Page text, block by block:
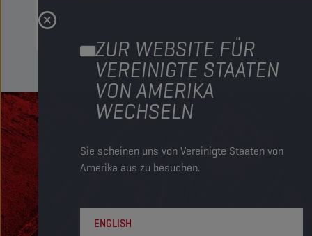
ZUR WEBSITE FÜR
VEREINIGTE STAATEN
VON AMERIKA
WECHSELN
Sie scheinen uns von Vereinigte Staaten von
Amerika aus zu besuchen.
ENGLISH